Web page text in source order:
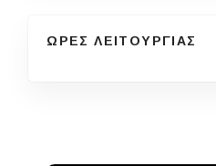
ΩΡΕΣ ΛΕΙΤΟΥΡΓΙΑΣ